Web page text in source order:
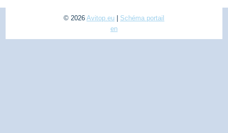
© 2026 Avitop.eu
Schéma portail
en